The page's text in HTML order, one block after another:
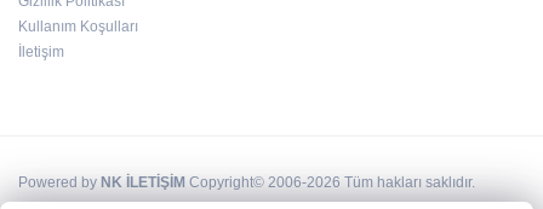
Kullanım Koşulları
İletişim
Powered by NK İLETİŞİM Copyright© 2006-2026 Tüm hakları saklıdır.